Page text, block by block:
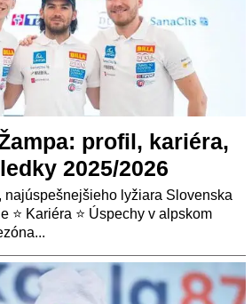
profil, kariéra,
2025/2026
najúspešnejšieho lyžiara Slovenska
⭐ Kariéra ⭐ Úspechy v alpskom